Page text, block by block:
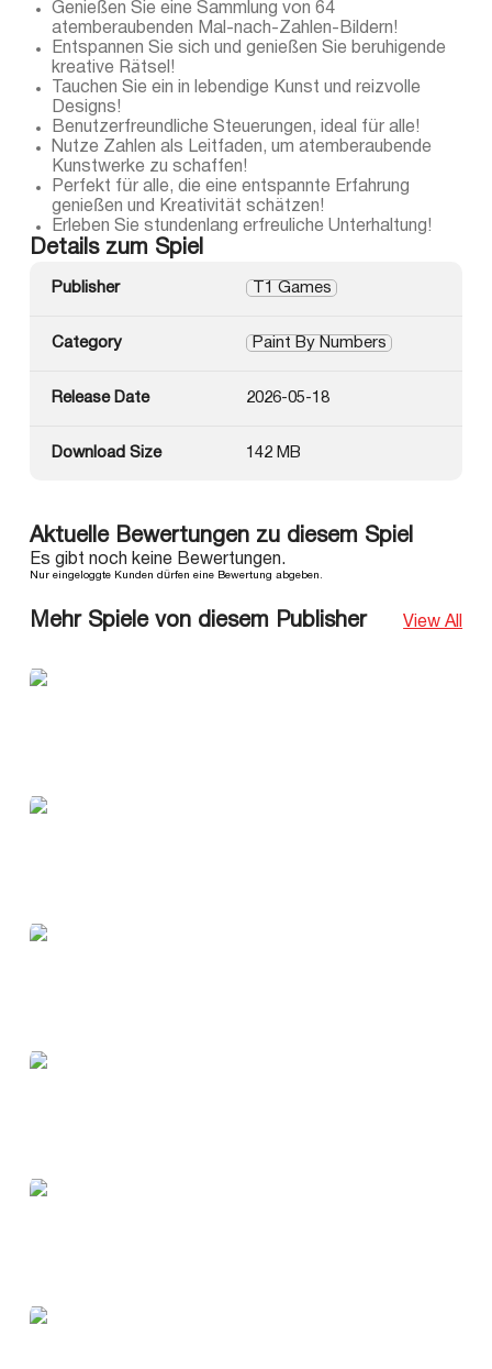
Genießen Sie eine Sammlung von 64
atemberaubenden Mal-nach-Zahlen-Bildern!
Entspannen Sie sich und genießen Sie beruhigende
kreative Rätsel!
Tauchen Sie ein in lebendige Kunst und reizvolle
Designs!
Benutzerfreundliche Steuerungen, ideal für alle!
Nutze Zahlen als Leitfaden, um atemberaubende
Kunstwerke zu schaffen!
Perfekt für alle, die eine entspannte Erfahrung
genießen und Kreativität schätzen!
Erleben Sie stundenlang erfreuliche Unterhaltung!
Details zum Spiel
Publisher T1 Games
Category Paint By Numbers
Release Date 2026-05-18
Download Size 142 MB
Aktuelle Bewertungen zu diesem Spiel
Es gibt noch keine Bewertungen.
Nur eingeloggte Kunden dürfen eine Bewertung abgeben.
Mehr Spiele von diesem Publisher View All